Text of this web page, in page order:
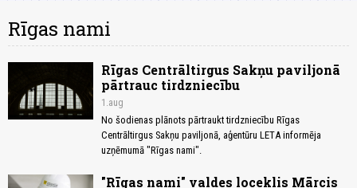
Rīgas nami
Rīgas Centrāltirgus Sakņu paviljonā
pārtrauc tirdzniecību
1.aug
No šodienas plānots pārtraukt tirdzniecību Rīgas
Centrāltirgus Sakņu paviljonā, aģentūru LETA informēja
uzņēmumā "Rīgas nami".
"Rīgas nami" valdes loceklis Mārcis